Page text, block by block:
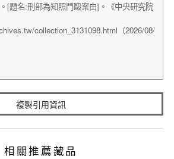
複製引用資訊
相關推薦藏品